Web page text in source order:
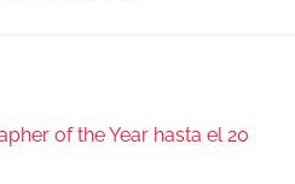
of the Year hasta el 20